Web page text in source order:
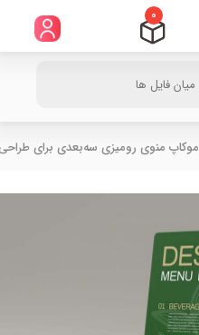
0
موکاپ منوی رومیزی سه‌بعدی برای